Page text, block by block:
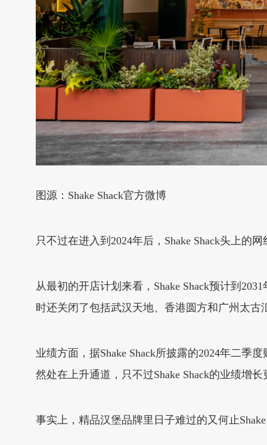
图源：Shake Shack官方微博
只不过在进入到2024年后，Shake Shack头上的
从最初的开店计划来看，Shake Shack预计到
时还关闭了包括武汉天地、香港圆方和广州太古
业绩方面，据Shake Shack所披露的2024年二季
然处在上升通道，只不过Shake Shack的业绩增
事实上，精品汉堡品牌里日子难过的又何止